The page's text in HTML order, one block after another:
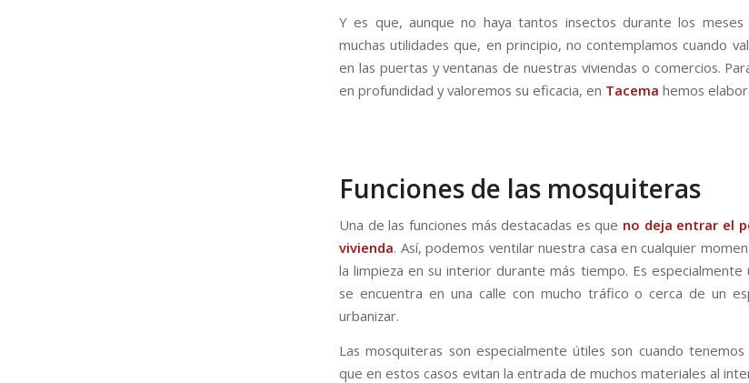
Y es que, aunque no haya tantos insectos durante los
muchas utilidades que, en principio, no contemplamos cuando
en las puertas y ventanas de nuestras viviendas o comercios.
en profundidad y valoremos su eficacia, en Tacema hemos
Funciones de las mosquiteras
Una de las funciones más destacadas es que no deja entrar el
vivienda. Así, podemos ventilar nuestra casa en cualquier
la limpieza en su interior durante más tiempo. Es especialmente
se encuentra en una calle con mucho tráfico o cerca de un
urbanizar.
Las mosquiteras son especialmente útiles son cuando
que en estos casos evitan la entrada de muchos materiales al